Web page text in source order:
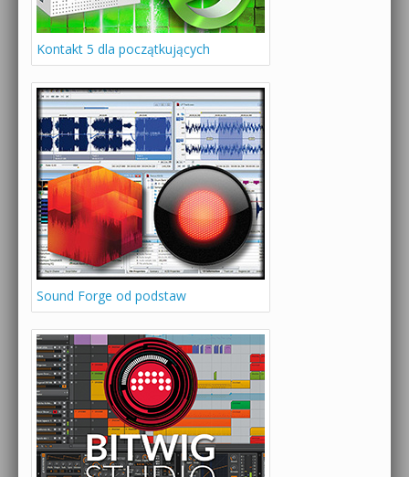
Kontakt 5 dla początkujących
Sound Forge od podstaw